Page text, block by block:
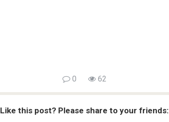
0 62
Like this post? Please share to your friends: